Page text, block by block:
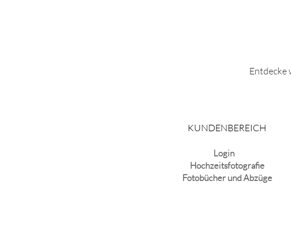
couple Branding
Entdecke
KUNDENBEREICH
Login
Hochzeitsfotografie
Fotobücher und Abzüge